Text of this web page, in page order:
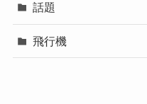
話題
飛行機